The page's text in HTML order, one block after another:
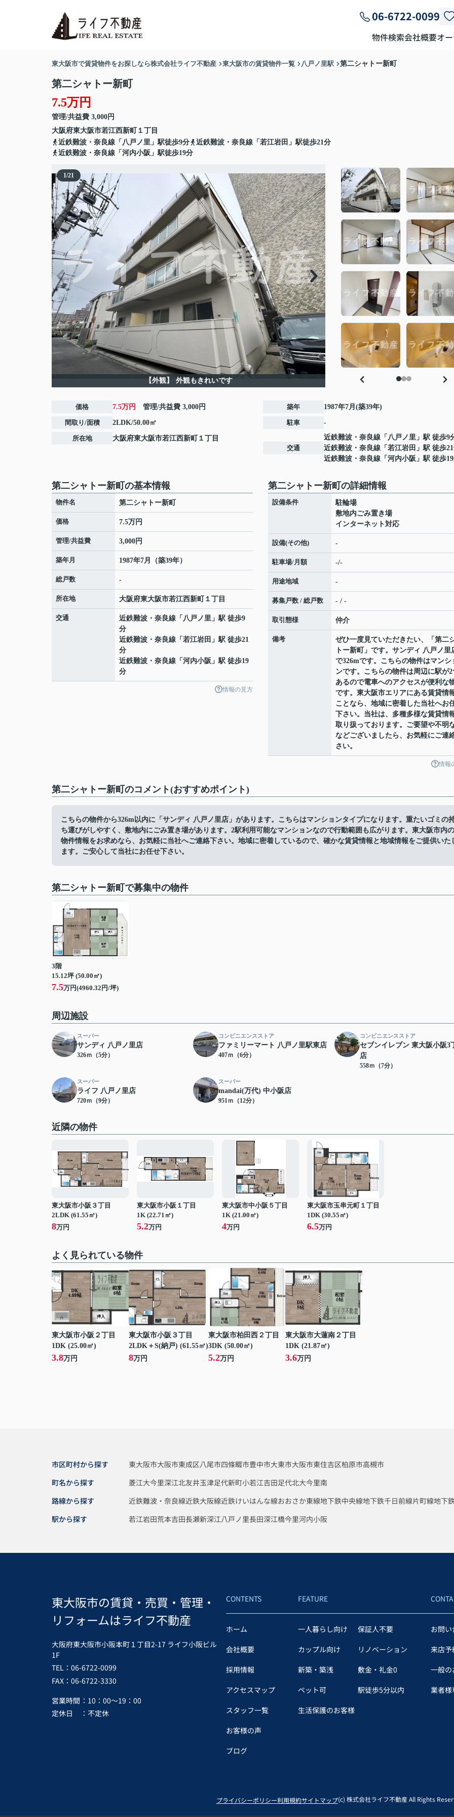
06-6722-0099
物件検索会社概要オ
東大阪市で賃貸物件をお探しなら株式会社ライフ不動産 東大阪市の賃貸物件一覧 八戸ノ里駅 第二シャトー新町
第二シャトー新町
7.5万円
管理/共益費 3,000円
大阪府東大阪市若江西新町
１丁目
近鉄難波・奈良線「八戸ノ里」駅徒歩9分
近鉄難波・奈良線「若江岩田」駅徒歩21分
近鉄難波・奈良線「河内小阪」駅徒歩19分
1/21
【外観】 外観もきれいです
価格 7.5万円 管理/共益費 3,000円
間取り/面積 2LDK/50.00㎡
所在地 大阪府東大阪市若江西新町 １丁目
築年 1987年7月(築39年)
駐車 -
交通
近鉄難波・奈良線 「 八戸ノ里 」駅 徒歩9
近鉄難波・奈良線 「 若江岩田 」駅 徒歩
近鉄難波・奈良線 「 河内小阪 」駅 徒歩
第二シャトー新町の基本情報
物件名 第二シャトー新町
価格 7.5万円
管理/共益費 3,000円
築年月 1987年7月（築39年）
総戸数 -
所在地 大阪府東大阪市若江西新町 １丁目
交通 近鉄難波・奈良線 「 八戸ノ里 」駅 徒歩9
分
近鉄難波・奈良線 「 若江岩田 」駅 徒歩21
分
近鉄難波・奈良線 「 河内小阪 」駅 徒歩19
分
情報の見方
第二シャトー新町の詳細情報
設備条件
駐輪場
敷地内ごみ置き場
インターネット対応
設備(その他) -
駐車場/月額 -/-
用途地域 -
募集戸数 / 総戸数 - / -
取引態様 仲介
備考
ぜひ一度見ていただきたい、「第二
トー新町」です。サンディ 八戸ノ里
で326mです。こちらの物件はマンシ
ンです。こちらの物件は周辺に駅が2
あるので電車へのアクセスが便利な
です。東大阪市エリアにある賃貸情
ことなら、地域に密着した当社へお
下さい。当社は、多種多様な賃貸情
取り扱っております。ご要望や不明
などございましたら、お気軽にご連
さい。
情報
第二シャトー新町のコメント(おすすめポイント)
こちらの物件から326m以内に「サンディ 八戸ノ里店」があります。こちらはマンションタイプになります。重たいゴミの
ち運びがしやすく、敷地内にごみ置き場があります。2駅利用可能なマンションなので行動範囲も広がります。東大阪市内の
物件情報をお求めなら、お気軽に当社へご連絡下さい。地域に密着しているので、確かな賃貸情報と地域情報をご提供いた
ます。ご安心して当社にお任せ下さい。
第二シャトー新町で募集中の物件
3階
15.12坪 (50.00㎡)
7.5万円(4960.32円/坪)
周辺施設
スーパー
サンディ 八戸ノ里店
326ｍ（5分）
コンビニエンスストア
ファミリーマート 八戸ノ里駅東店
407ｍ（6分）
コンビニエンスストア
セブンイレブン 東大阪小阪3
店
558ｍ（7分）
スーパー
ライフ 八戸ノ里店
720ｍ（9分）
スーパー
mandai(万代) 中小阪店
951ｍ（12分）
近隣の物件
東大阪市小阪３丁目
2LDK (61.55㎡)
8万円
東大阪市小阪１丁目
1K (22.71㎡)
5.2万円
東大阪市中小阪５丁目
1K (21.00㎡)
4万円
東大阪市玉串元町１丁目
1DK (30.55㎡)
6.5万円
よく見られている物件
東大阪市小阪２丁目
1DK (25.00㎡)
3.8万円
東大阪市小阪３丁目
2LDK＋S(納戸) (61.55㎡)
8万円
東大阪市柏田西２丁目
3DK (50.00㎡)
5.2万円
東大阪市大蓮南２丁目
1DK (21.87㎡)
3.6万円
市区町村から探す 東大阪市大阪市東成区八尾市四條畷市豊中市大東市大阪市東住吉区柏原市高槻市
町名から探す
菱江大今里深江北友井玉津足代新町小若江吉田足代北大今里南
路線から探す
近鉄難波・奈良線近鉄大阪線近鉄けいはんな線おおさか東線地下鉄中央線地下鉄千日前線片町線地下
駅から探す
若江岩田荒本吉田長瀬新深江八戸ノ里長田深江橋今里河内小阪
東大阪市の賃貸・売買・管理・
リフォームはライフ不動産
大阪府東大阪市小阪本町１丁目2-17 ライフ小阪ビル
1F
TEL：06-6722-0099
FAX：06-6722-3330
営業時間 ：10：00～19：00
定休日
：不定休
CONTENTS
ホーム
会社概要
採用情報
アクセスマップ
スタッフ一覧
お客様の声
ブログ
FEATURE
一人暮らし向け
保証人不要
カップル向け
リノベーション
新築・築浅
敷金・礼金0
ペット可
駅徒歩5分以内
生活保護のお客様
お問
来店予
一般の
業者
プライバシーポリシー利用規約サイトマップ(c) 株式会社ライフ不動産 All Rights